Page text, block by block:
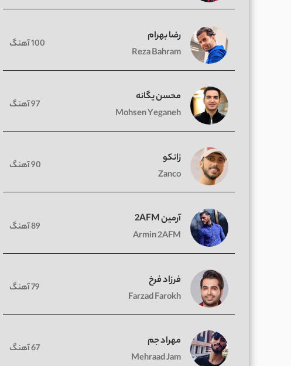
رضا بهرام
Reza Bahram
100 آهنگ
محسن یگانه
Mohsen Yeganeh
97 آهنگ
زانکو
Zanco
90 آهنگ
آرمین 2AFM
Armin 2AFM
89 آهنگ
فرزاد فرخ
Farzad Farokh
79 آهنگ
مهراد جم
Mehraad Jam
67 آهنگ